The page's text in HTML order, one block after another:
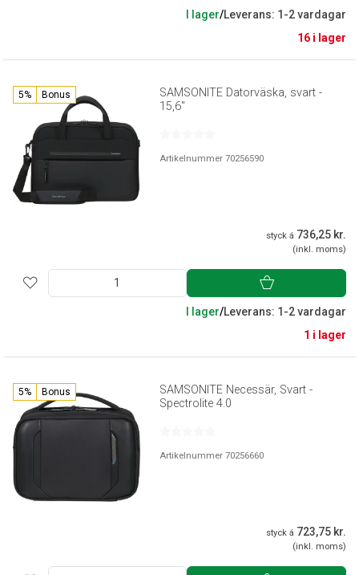
I lager/Leverans: 1-2 vardagar
16 i lager
5% Bonus
SAMSONITE Datorväska, svart -
15,6"
Artikelnummer 70256590
styck á 736,25 kr.
(inkl. moms)
I lager/Leverans: 1-2 vardagar
1 i lager
5% Bonus
SAMSONITE Necessär, Svart -
Spectrolite 4.0
Artikelnummer 70256660
styck á 723,75 kr.
(inkl. moms)